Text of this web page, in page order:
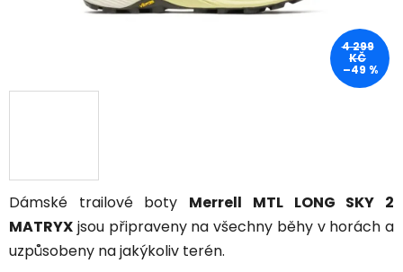
Dámské trailové boty Merrell MTL LONG SKY 2
MATRYX jsou připraveny na všechny běhy v horách a
uzpůsobeny na jakýkoliv terén.
4 299
KČ
–49 %